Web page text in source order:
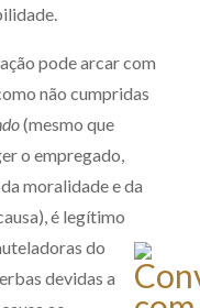
pode arcar com
não cumpridas
(mesmo que
o empregado,
moralidade e da
é legítimo
do
devidas a